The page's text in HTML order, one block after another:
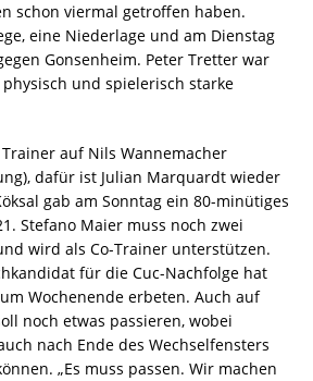
schon viermal getroffen haben.
eine Niederlage und am Dienstag
Gonsenheim. Peter Tretter war
und spielerisch starke
auf Nils Wannemacher
dafür ist Julian Marquardt wieder
gab am Sonntag ein 80-minütiges
Stefano Maier muss noch zwei
wird als Co-Trainer unterstützen.
für die Cuc-Nachfolge hat
Wochenende erbeten. Auch auf
noch etwas passieren, wobei
nach Ende des Wechselfensters
„Es muss passen. Wir machen